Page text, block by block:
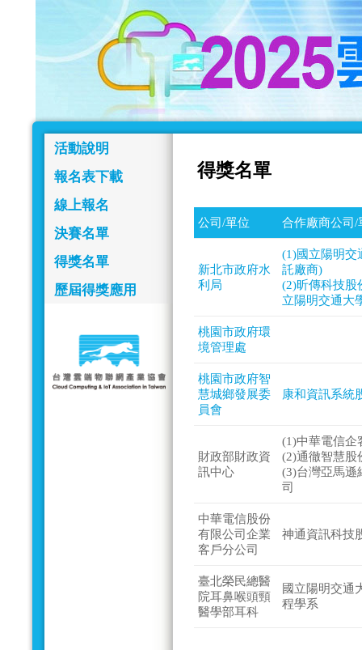
活動說明
報名表下載
線上報名
決賽名單
得獎名單
歷屆得獎應用
得獎名單
公司/單位 合作廠商公司/
新北市政府水
利局
(1)國立陽明交
託廠商)
(2)昕傳科技股
立陽明交通大
桃園市政府環
境管理處
桃園市政府智
慧城鄉發展委
員會
康和資訊系統
財政部財政資
訊中心
(1)中華電信企
(2)通徹智慧股
(3)台灣亞馬遜
司
中華電信股份
有限公司企業
客戶分公司
神通資訊科技
臺北榮民總醫
院耳鼻喉頭頸
醫學部耳科
國立陽明交通
程學系